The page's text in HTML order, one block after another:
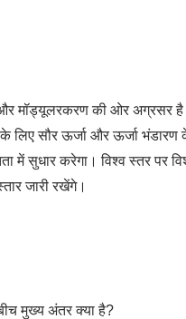
और मॉड्यूलरकरण की ओर अग्रसर
सौर ऊर्जा और ऊर्जा
में सुधार करेगा। विश्व स्तर पर
जारी रखेंगे।
मुख्य अंतर क्या है?